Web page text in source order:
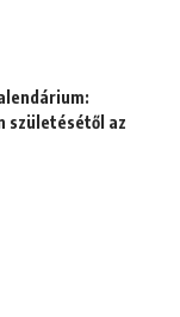
születésétől az